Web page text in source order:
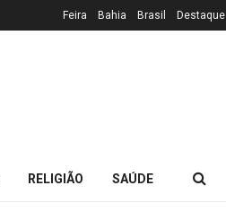
Feira Bahia Brasil Destaque
RELIGIÃO SAÚDE